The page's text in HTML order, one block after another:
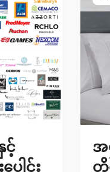
င့်
ါင်း
အ
တို့